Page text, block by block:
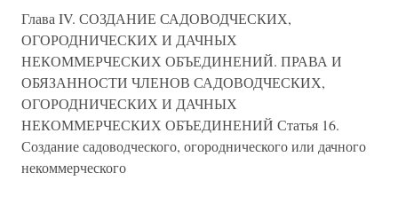
Глава IV. СОЗДАНИЕ САДОВОДЧЕСКИХ,
ОГОРОДНИЧЕСКИХ И ДАЧНЫХ
НЕКОММЕРЧЕСКИХ ОБЪЕДИНЕНИЙ. ПРАВА И
ОБЯЗАННОСТИ ЧЛЕНОВ САДОВОДЧЕСКИХ,
ОГОРОДНИЧЕСКИХ И ДАЧНЫХ
НЕКОММЕРЧЕСКИХ ОБЪЕДИНЕНИЙ Статья 16.
Создание садоводческого, огороднического или дачного
некоммерческого